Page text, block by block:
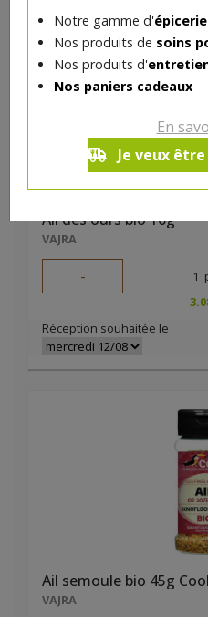
Notre gamme d'
Nos produits de soins
Nos produits d'
Nos paniers cadeaux
En
Je veux
Ail des ours bio 16g
VAJRA
- 1
Réception souhaitée le
Ail semoule bio 45g
VAJRA